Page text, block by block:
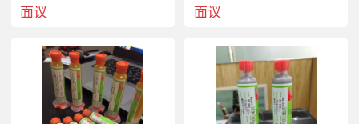
面议 面议